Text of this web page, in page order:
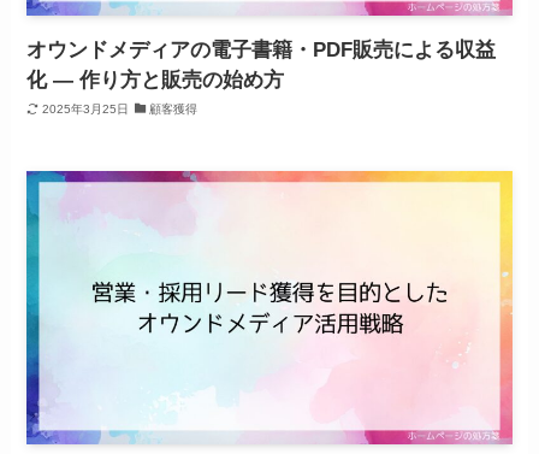
オウンドメディアの電子書籍・PDF販売による収益
化 ― 作り方と販売の始め方
2025年3月25日 顧客獲得